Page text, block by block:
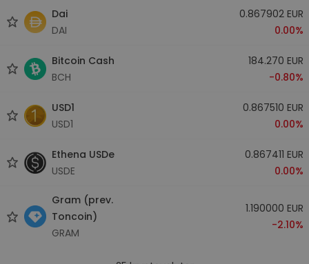
Dai
DAI
0.867902 EUR
0.00%
Bitcoin Cash
BCH
184.270 EUR
-0.80%
USD1
USD1
0.867510 EUR
0.00%
Ethena USDe
USDE
0.867411 EUR
0.00%
Gram (prev.
Toncoin)
GRAM
1.190000 EUR
-2.10%